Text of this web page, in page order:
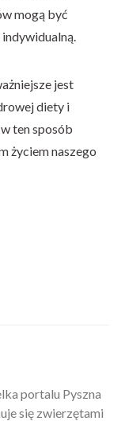
mogą być
jest
diety i
ten sposób
życiem naszego
portalu Pyszna
się zwierzętami